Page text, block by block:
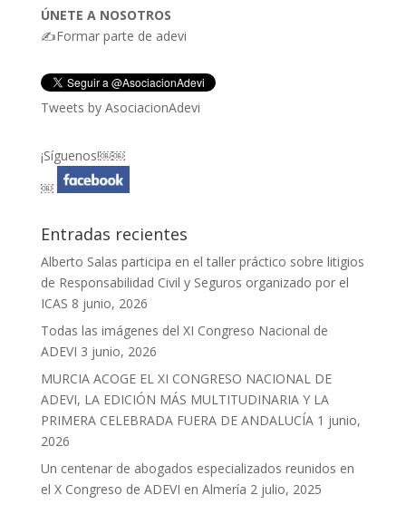
ÚNETE A NOSOTROS
✍Formar parte de adevi
Tweets by AsociacionAdevi
¡Síguenos!￼￼
￼
Entradas recientes
Alberto Salas participa en el taller práctico sobre litigios
de Responsabilidad Civil y Seguros organizado por el
ICAS 8 junio, 2026
Todas las imágenes del XI Congreso Nacional de
ADEVI 3 junio, 2026
MURCIA ACOGE EL XI CONGRESO NACIONAL DE
ADEVI, LA EDICIÓN MÁS MULTITUDINARIA Y LA
PRIMERA CELEBRADA FUERA DE ANDALUCÍA 1 junio,
2026
Un centenar de abogados especializados reunidos en
el X Congreso de ADEVI en Almería 2 julio, 2025